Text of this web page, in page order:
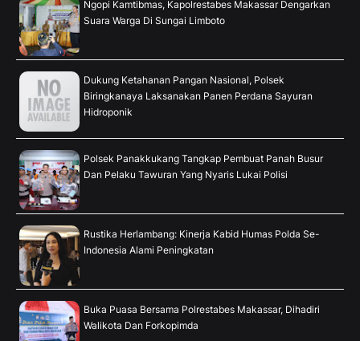
Ngopi Kamtibmas, Kapolrestabes Makassar Dengarkan
Suara Warga Di Sungai Limboto
Dukung Ketahanan Pangan Nasional, Polsek
Biringkanaya Laksanakan Panen Perdana Sayuran
Hidroponik
Polsek Panakkukang Tangkap Pembuat Panah Busur
Dan Pelaku Tawuran Yang Nyaris Lukai Polisi
Rustika Herlambang: Kinerja Kabid Humas Polda Se-
Indonesia Alami Peningkatan
Buka Puasa Bersama Polrestabes Makassar, Dihadiri
Walikota Dan Forkopimda